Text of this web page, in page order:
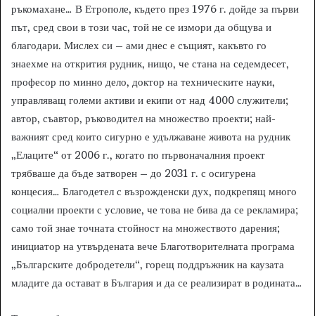
ръкомахане… В Етрополе, където през 1976 г. дойде за първи
път, сред свои в този час, той не се измори да общува и
благодари. Мислех си – ами днес е същият, какъвто го
знаехме на открития рудник, нищо, че стана на седемдесет,
професор по минно дело, доктор на техническите науки,
управляващ големи активи и екипи от над 4000 служители;
автор, съавтор, ръководител на множество проекти; най-
важният сред които сигурно е удължаване живота на рудник
„Елаците“ от 2006 г., когато по първоначалния проект
трябваше да бъде затворен – до 2031 г. с осигурена
концесия… Благодетел с възрожденски дух, подкрепящ много
социални проекти с условие, че това не бива да се рекламира;
само той знае точната стойност на множеството дарения;
инициатор на утвърдената вече Благотворителната програма
„Българските добродетели“, горещ поддръжник на каузата
младите да остават в България и да се реализират в родината…